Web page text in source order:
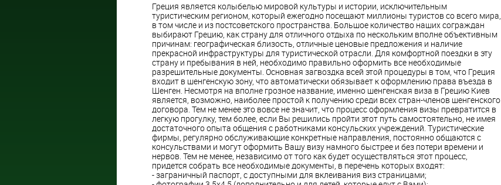
Греция является колыбелью мировой культуры и истории, исключительным
туристическим регионом, который ежегодно посещают миллионы туристов со всего мира,
в том числе и из постсоветского пространства. Большое количество наших сограждан
выбирают Грецию, как страну для отличного отдыха по нескольким вполне объективным
причинам: географическая близость, отличные ценовые предложения и наличие
прекрасной инфраструктуры для туристической отрасли. Для комфортной поездки в эту
страну и пребывания в ней, необходимо правильно оформить все необходимые
разрешительные документы. Основная загвоздка всей этой процедуры в том, что Греция
входит в шенгенскую зону, что автоматически обязывает к оформлению права въезда в
Шенген. Несмотря на вполне грозное название, именно шенгенская виза в Грецию Киев
является, возможно, наиболее простой к получению среди всех стран-членов шенгенского
договора. Тем не менее это вовсе не значит, что процесс оформления визы превратится в
легкую прогулку, тем более, если Вы решились пройти этот путь самостоятельно, не имея
достаточного опыта общения с работниками консульских учреждений. Туристические
фирмы, регулярно обслуживающие конкретные направления, постоянно общаются с
консульствами и могут оформить Вашу визу намного быстрее и без потери времени и
нервов. Тем не менее, независимо от того как будет осуществляться этот процесс,
придется собрать все необходимые документы, в перечень которых входят:
- заграничный паспорт, с доступными для вклеивания виз страницами;